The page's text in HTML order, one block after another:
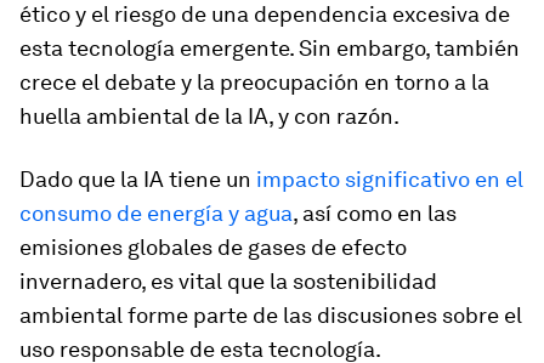
ético y el riesgo de una dependencia excesiva de
esta tecnología emergente. Sin embargo, también
crece el debate y la preocupación en torno a la
huella ambiental de la IA, y con razón.
Dado que la IA tiene un impacto significativo en el
consumo de energía y agua, así como en las
emisiones globales de gases de efecto
invernadero, es vital que la sostenibilidad
ambiental forme parte de las discusiones sobre el
uso responsable de esta tecnología.